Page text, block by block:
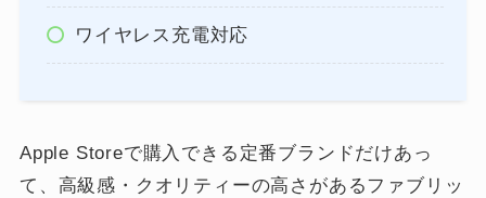
ワイヤレス充電対応
Apple Storeで購入できる定番ブランドだけあっ
て、高級感・クオリティーの高さがあるファブリッ